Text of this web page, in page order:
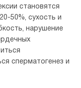
становятся
50%, сухость и
нарушение
сперматогенез и